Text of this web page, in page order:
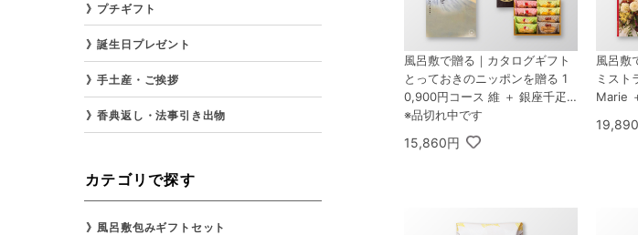
風呂敷で贈る｜カタログギフト
とっておきのニッポンを贈る 1
0,900円コース 維 ＋ 銀座千疋
屋 銀座フルーツフィナンシェ 8
※品切れ中です
15,860円
風呂敷
ミスト
Marie
ミ パ
ギフトB
プチギフト
誕生日プレゼント
手土産・ご挨拶
香典返し・法事引き出物
カテゴリで探す
風呂敷包みギフトセット